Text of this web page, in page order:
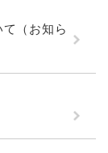
（お知ら